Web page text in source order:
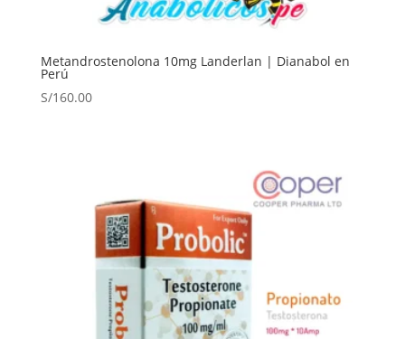
Metandrostenolona 10mg Landerlan | Dianabol en
Perú
S/160.00